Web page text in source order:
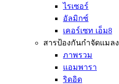
ไรเซอร์
อัลมิกซ์
เคอร์เซท เอ็ม8
สารป้องกันกำจัดแมลง
ภาพรวม
แอมพารา
ริดอิด